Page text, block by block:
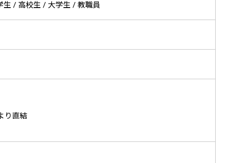
/ 高校生 / 大学生 / 教職員
り直結